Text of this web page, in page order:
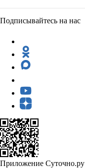
Подписывайтесь на нас
Приложение Суточно.ру